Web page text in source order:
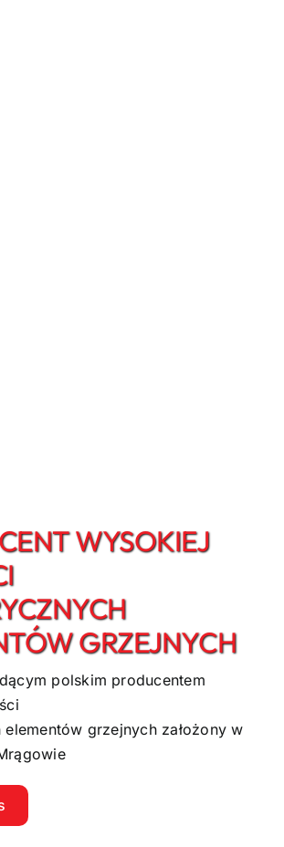
WYSOKIEJ
GRZEJNYCH
polskim producentem
grzejnych założony w